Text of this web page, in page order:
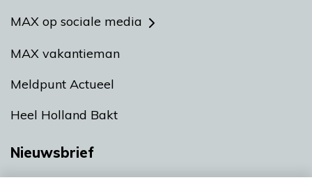
MAX op sociale media
MAX vakantieman
Meldpunt Actueel
Heel Holland Bakt
Nieuwsbrief